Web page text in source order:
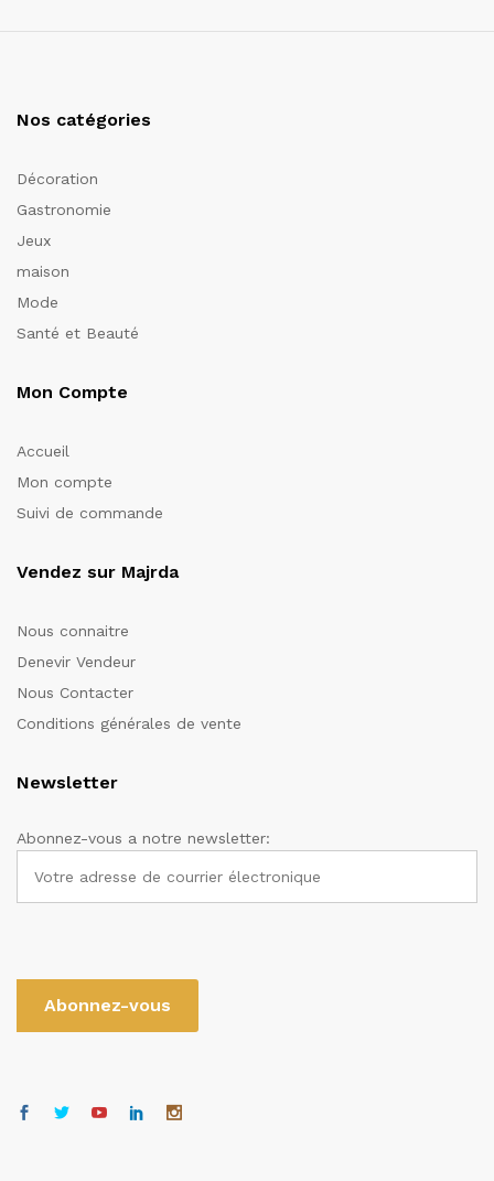
Nos catégories
Décoration
Gastronomie
Jeux
maison
Mode
Santé et Beauté
Mon Compte
Accueil
Mon compte
Suivi de commande
Vendez sur Majrda
Nous connaitre
Denevir Vendeur
Nous Contacter
Conditions générales de vente
Newsletter
Abonnez-vous a notre newsletter: